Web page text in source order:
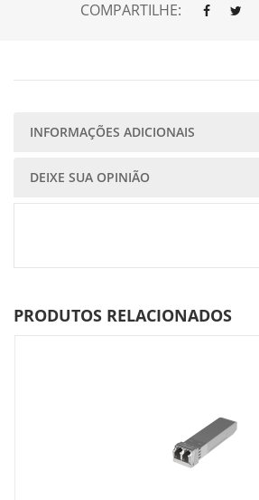
COMPARTILHE:
INFORMAÇÕES ADICIONAIS
DEIXE SUA OPINIÃO
PRODUTOS RELACIONADOS